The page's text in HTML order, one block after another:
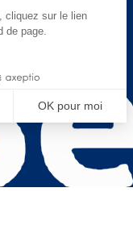
cliquez sur le lien
de page.
OK pour moi
: Personnalisez
et de gérer vos